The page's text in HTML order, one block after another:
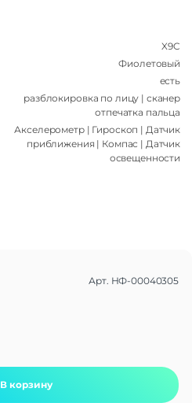
X9C
Фиолетовый
есть
разблокировка по лицу | сканер
отпечатка пальца
Акселерометр | Гироскоп | Датчик
приближения | Компас | Датчик
освещенности
189 г
Арт. НФ-00040305
В корзину